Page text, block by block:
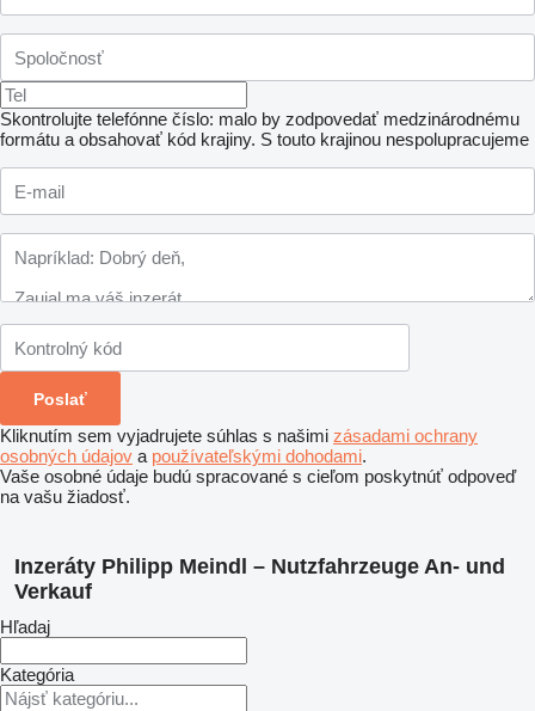
Skontrolujte telefónne číslo: malo by zodpovedať medzinárodnému
formátu a obsahovať kód krajiny. S touto krajinou nespolupracujeme
Kliknutím sem vyjadrujete súhlas s našimi zásadami ochrany
osobných údajov a používateľskými dohodami.
Vaše osobné údaje budú spracované s cieľom poskytnúť odpoveď
na vašu žiadosť.
Inzeráty Philipp Meindl – Nutzfahrzeuge An- und
Verkauf
Hľadaj
Kategória